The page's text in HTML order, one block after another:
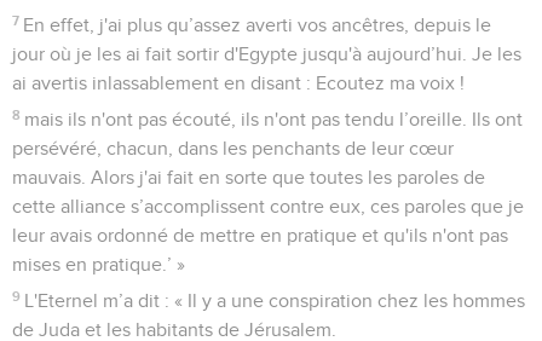
7 En effet, j'ai plus qu’assez averti vos ancêtres, depuis le
jour où je les ai fait sortir d'Egypte jusqu'à aujourd’hui. Je les
ai avertis inlassablement en disant : Ecoutez ma voix !
8 mais ils n'ont pas écouté, ils n'ont pas tendu l’oreille. Ils ont
persévéré, chacun, dans les penchants de leur cœur
mauvais. Alors j'ai fait en sorte que toutes les paroles de
cette alliance s’accomplissent contre eux, ces paroles que je
leur avais ordonné de mettre en pratique et qu'ils n'ont pas
mises en pratique.’ »
9 L'Eternel m’a dit : « Il y a une conspiration chez les hommes
de Juda et les habitants de Jérusalem.